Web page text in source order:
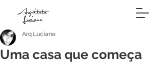
Uma casa que começa
Arq Luciane